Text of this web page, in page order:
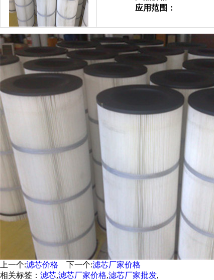
应用范围：
上一个:滤芯价格 下一个:滤芯厂家价格
相关标签： 滤芯,滤芯厂家价格,滤芯厂家批发,